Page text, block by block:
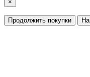
×
Продолжить покупки